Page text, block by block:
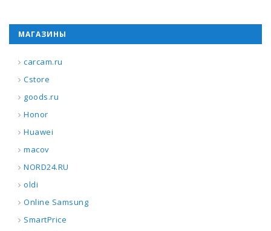
МАГАЗИНЫ
carcam.ru
Cstore
goods.ru
Honor
Huawei
macov
NORD24.RU
oldi
Online Samsung
SmartPrice